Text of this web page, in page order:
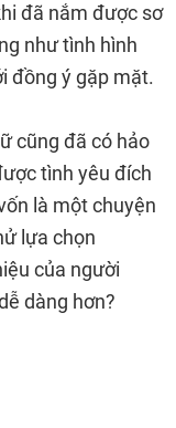
đã nắm được sơ
như tình hình
đồng ý gặp mặt.
cũng đã có hảo
tình yêu đích
là một chuyện
lựa chọn
của người
dàng hơn?